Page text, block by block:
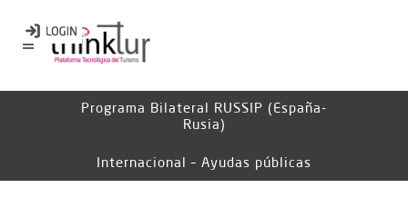
Programa Bilateral RUSSIP (España-
Rusia)
Internacional – Ayudas públicas